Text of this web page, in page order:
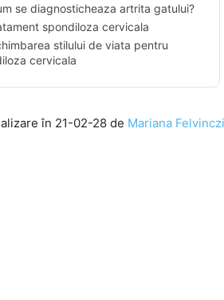
se diagnosticheaza artrita gatului?
spondiloza cervicala
stilului de viata pentru
cervicala
în 21-02-28 de Mariana Felvinczi